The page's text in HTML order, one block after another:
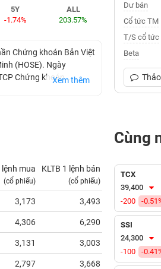
5Y
-1.74%
ALL
203.57%
Chứng khoán Bản Việt
(HOSE). Ngày
Chứng khoánXem thêm
Dư bán
Cổ tức TM
T/S cổ tức
Beta
lệnh mua
(cổ phiếu)
KLTB 1 lệnh bán
(cổ phiếu)
3,173 3,493 29.34
4,306 6,290
3,131 3,003 2.27
2,797 3,668 10.84
Cùng
TCX
39,400
-200
-
SSI
24,300
-100
-